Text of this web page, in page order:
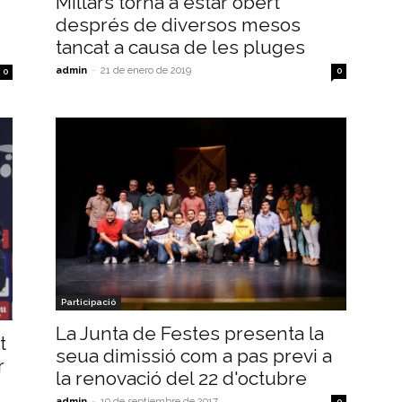
0
després de diversos mesos
tancat a causa de les pluges
admin - 21 de enero de 2019 0
Participació
La Junta de Festes presenta la
seua dimissió com a pas previ a
la renovació del 22 d'octubre